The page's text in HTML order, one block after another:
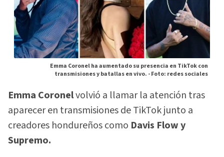
Emma Coronel ha aumentado su presencia en TikTok con
transmisiones y batallas en vivo. -Foto: redes sociales
Emma Coronelvolvió a llamar la atención tras
aparecer en transmisiones de TikTok junto a
creadores hondureños como Davis Flow y
Supremo.